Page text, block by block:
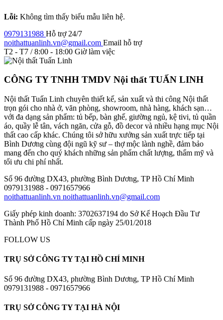
Lỗi: Không tìm thấy biểu mẫu liên hệ.
0979131988 Hỗ trợ 24/7
noithattuanlinh.vn@gmail.com Email hỗ trợ
T2 - T7 / 8:00 - 18:00 Giờ làm việc
CÔNG TY TNHH TMDV Nội thất TUẤN LINH
Nội thất Tuấn Linh chuyên thiết kế, sản xuất và thi công Nội thất
trọn gói cho nhà ở, văn phòng, showroom, nhà hàng, khách sạn…
với đa dạng sản phẩm: tủ bếp, bàn ghế, giường ngủ, kệ tivi, tủ quần
áo, quầy lễ tân, vách ngăn, cửa gỗ, đồ decor và nhiều hạng mục Nội
thất cao cấp khác. Chúng tôi sở hữu xưởng sản xuất trực tiếp tại
Bình Dương cùng đội ngũ kỹ sư – thợ mộc lành nghề, đảm bảo
mang đến cho quý khách những sản phẩm chất lượng, thẩm mỹ và
tối ưu chi phí nhất.
Số 96 đường DX43, phường Bình Dương, TP Hồ Chí Minh
0979131988 - 0971657966
noithattuanlinh.vn noithattuanlinh.vn@gmail.com
Giấy phép kinh doanh: 3702637194 do Sở Kế Hoạch Đầu Tư
Thành Phố Hồ Chí Minh cấp ngày 25/01/2018
FOLLOW US
TRỤ SỞ CÔNG TY TẠI HỒ CHÍ MINH
Số 96 đường DX43, phường Bình Dương, TP Hồ Chí Minh
0979131988 - 0971657966
TRỤ SỞ CÔNG TY TẠI HÀ NỘI